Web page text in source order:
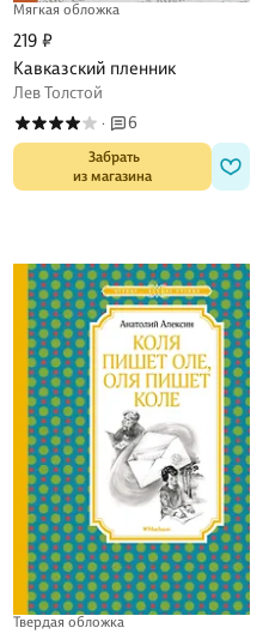
Мягкая обложка
219 ₽
Кавказский пленник
Лев Толстой
· 6
Забрать
из магазина
Твердая обложка